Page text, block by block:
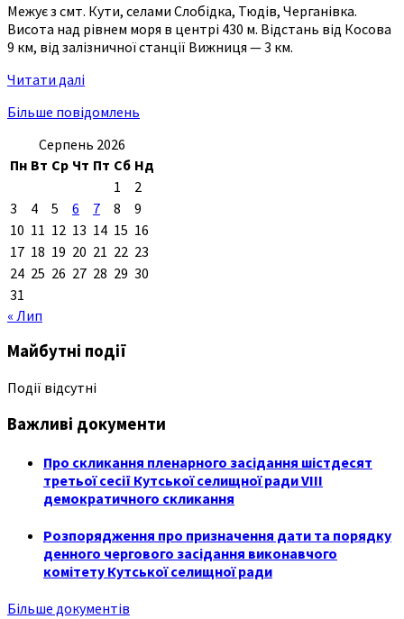
Межує з смт. Кути, селами Слобідка, Тюдів, Черганівка.
Висота над рівнем моря в центрі 430 м. Відстань від Косова
9 км, від залізничної станції Вижниця — 3 км.
Читати далі
Більше повідомлень
Серпень 2026
Пн Вт Ср Чт Пт Сб Нд
1
2
3
4 5 6 7 8
9
10 11 12 13 14 15 16
17 18 19 20 21 22 23
24 25 26 27 28 29 30
31
« Лип
Майбутні події
Події відсутні
Важливі документи
Про скликання пленарного засідання шістдесят
третьої сесії Кутської селищної ради VIII
демократичного скликання
Розпорядження про призначення дати та порядку
денного чергового засідання виконавчого
комітету Кутської селищної ради
Більше документів